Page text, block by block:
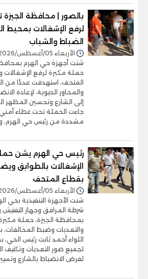
بالصور | محافظة
لرفع الإشغالات بمحيط
الضباط والشباب
الأربعاء 05/أغسطس/2026 - 07:42 م
شنت أجهزة حي الهرم
حملة مكبرة لرفع الإشغالات
المتحف، استهدفت عددًا من
والمحاور الحيوية، لإعادة
إلى الشارع وتحسين المظهر
جاءت الحملة تحت غطاء
مشددة من رئيس حي الهرم،
رئيس حي الهرم يشن
الإشغالات بالطوابق
بقطاع المتحف
الأربعاء 05/أغسطس/2026 - 03:46 م
شنت الأجهزة التنفيذية بحي
شرطة المرافق وجهاز التفتيش
بمحافظة الجيزة، حملة مكبرة
والتعديات وضبط المخالفات،
اللواء أحمد ثابت رئيس
لجميع صور التعديات وتكثيف
لفرض الانضباط بالشارع